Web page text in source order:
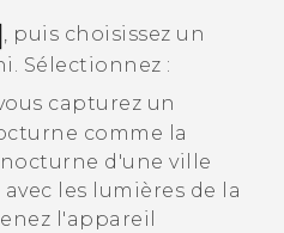
, puis choisissez un
Sélectionnez :
capturez un
comme la
d'une ville
les lumières de la
l'appareil